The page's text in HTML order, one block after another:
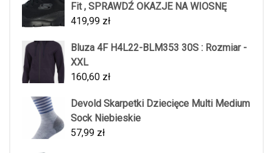
Fit , SPRAWDŹ OKAZJE NA WIOSNĘ
419,99 zł
Bluza 4F H4L22-BLM353 30S : Rozmiar -
XXL
160,60 zł
Devold Skarpetki Dziecięce Multi Medium
Sock Niebieskie
57,99 zł